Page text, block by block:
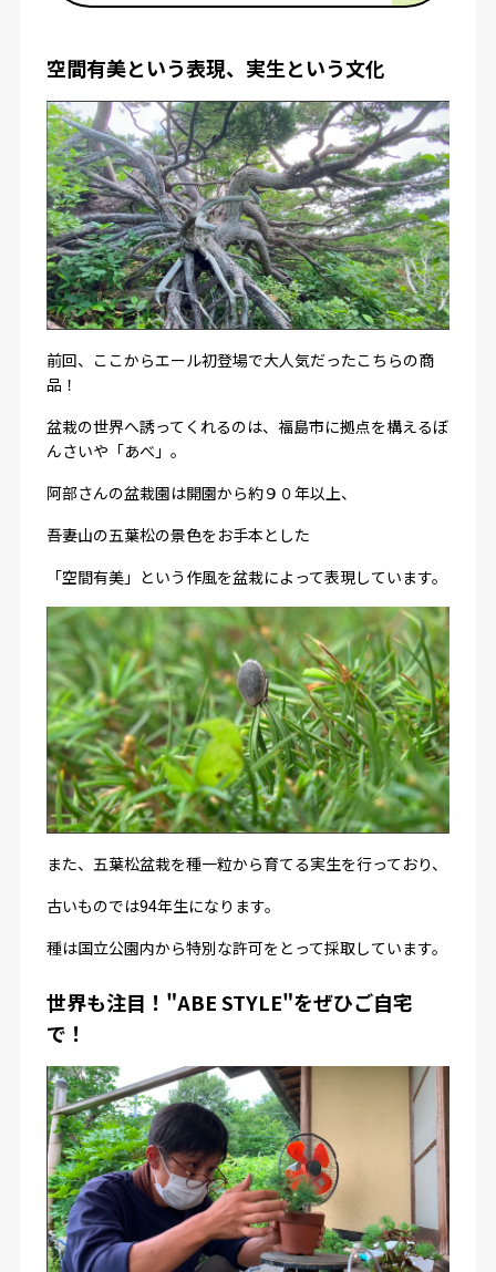
空間有美という表現、実生という文化
前回、ここからエール初登場で大人気だったこちらの商
品！
盆栽の世界へ誘ってくれるのは、福島市に拠点を構えるぼ
んさいや「あべ」。
阿部さんの盆栽園は開園から約９０年以上、
吾妻山の五葉松の景色をお手本とした
「空間有美」という作風を盆栽によって表現しています。
また、五葉松盆栽を種一粒から育てる実生を行っており、
古いものでは94年生になります。
種は国立公園内から特別な許可をとって採取しています。
世界も注目！"ABE STYLE"をぜひご自宅
で！